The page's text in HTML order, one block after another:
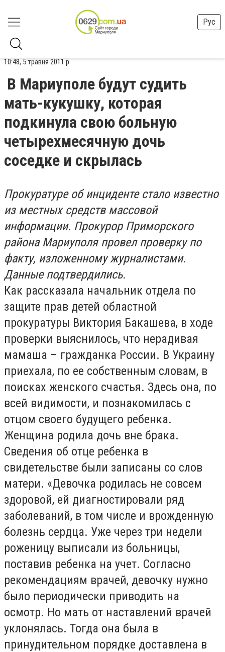
Рус
10:48, 5 травня 2011 р.
В Мариуполе будут судить
мать-кукушку, которая
подкинула свою больную
четырехмесячную дочь
соседке и скрылась
Прокуратуре об инциденте стало известно
из местных средств массовой
информации. Прокурор Приморского
района Мариуполя провел проверку по
факту, изложенному журналистами.
Данные подтвердились.
Как рассказала начальник отдела по
защите прав детей областной
прокуратуры Виктория Бакашева, в ходе
проверки выяснилось, что нерадивая
мамаша – гражданка России. В Украину
приехала, по ее собственным словам, в
поисках женского счастья. Здесь она, по
всей видимости, и познакомилась с
отцом своего будущего ребенка.
Женщина родила дочь вне брака.
Сведения об отце ребенка в
свидетельстве были записаны со слов
матери. «Девочка родилась не совсем
здоровой, ей диагностировали ряд
заболеваний, в том числе и врожденную
болезнь сердца. Уже через три недели
роженицу выписали из больницы,
поставив ребенка на учет. Согласно
рекомендациям врачей, девочку нужно
было периодически приводить на
осмотр. Но мать от наставлений врачей
уклонялась. Тогда она была в
принудительном порядке доставлена в